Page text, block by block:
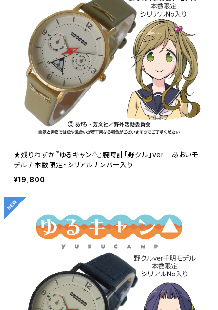
★残りわずか『ゆるキャン△』腕時計「野クル」ver あおいモ
デル / 本数限定・シリアルナンバー入り
¥19,800